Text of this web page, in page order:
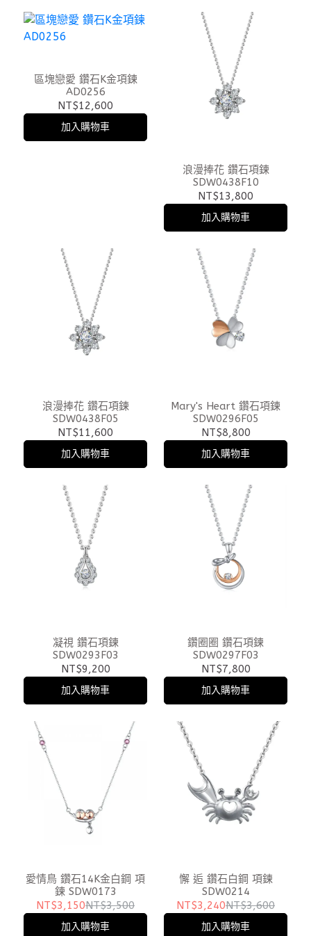
區塊戀愛 鑽石K金項鍊
AD0256
NT$12,600
加入購物車
浪漫捧花 鑽石項鍊
SDW0438F10
NT$13,800
加入購物車
浪漫捧花 鑽石項鍊
SDW0438F05
NT$11,600
加入購物車
Mary's Heart 鑽石項鍊
SDW0296F05
NT$8,800
加入購物車
凝視 鑽石項鍊
SDW0293F03
NT$9,200
加入購物車
鑽圈圈 鑽石項鍊
SDW0297F03
NT$7,800
加入購物車
愛情鳥 鑽石14K金白鋼 項
鍊 SDW0173
NT$3,150NT$3,500
加入購物車
懈 逅 鑽石白鋼 項鍊
SDW0214
NT$3,240NT$3,600
加入購物車